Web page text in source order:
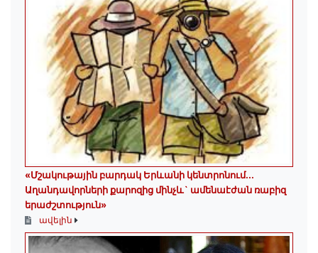
«Մշակութային բարդակ Երևանի կենտրոնում...
Աղանդավորների քարոզից մինչև` ամենաէժան ռաբիզ
երաժշտություն»
ավելին